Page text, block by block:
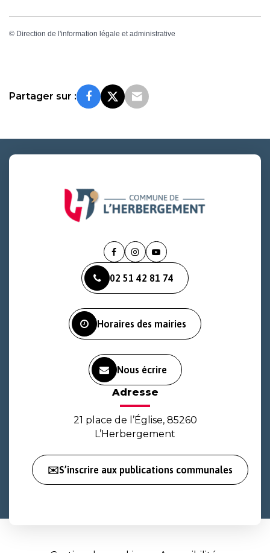
© Direction de l'information légale et administrative
Partager sur :
Lien
le
compte
Lien
le
compte
Lien
la
chaîne
02 51 42 81 74
Horaires des mairies
Nous écrire
Adresse
21 place de l’Église, 85260
L’Herbergement
✉️S’inscrire aux publications communales